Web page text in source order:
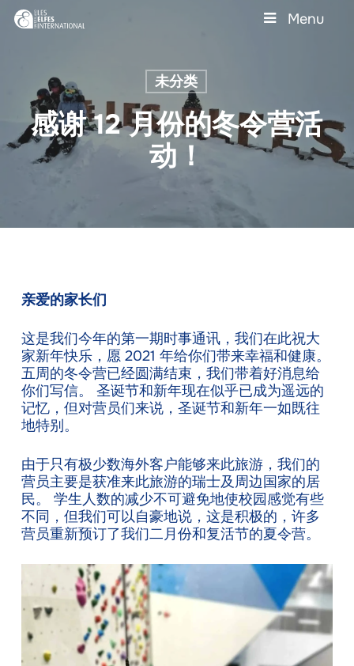
Skip
Menu
未分类
感谢 12 月份的冬令营活
动！
亲爱的家长们
这是我们今年的第一期时事通讯，我们在此祝大
家新年快乐，愿 2021 年给你们带来幸福和健康。
五周的冬令营已经圆满结束，我们带着好消息给
你们写信。 圣诞节和新年现在似乎已成为遥远的
记忆，但对营员们来说，圣诞节和新年一如既往
地特别。
由于只有极少数海外客户能够来此旅游，我们的
营员主要是获准来此旅游的瑞士及周边国家的居
民。 学生人数的减少不可避免地使校园感觉有些
不同，但我们可以自豪地说，这是积极的，许多
营员重新预订了我们二月份和复活节的夏令营。